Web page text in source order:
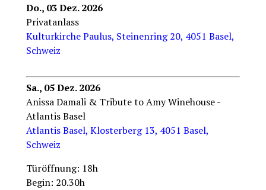
Do., 03 Dez. 2026
Privatanlass
Kulturkirche Paulus, Steinenring 20, 4051 Basel,
Schweiz
Sa., 05 Dez. 2026
Anissa Damali & Tribute to Amy Winehouse -
Atlantis Basel
Atlantis Basel, Klosterberg 13, 4051 Basel,
Schweiz
Türöffnung: 18h
Begin: 20.30h